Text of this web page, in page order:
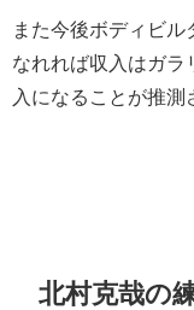
また今後ボディビ
なれれば収入はガラ
入になることが推測
北村克哉の